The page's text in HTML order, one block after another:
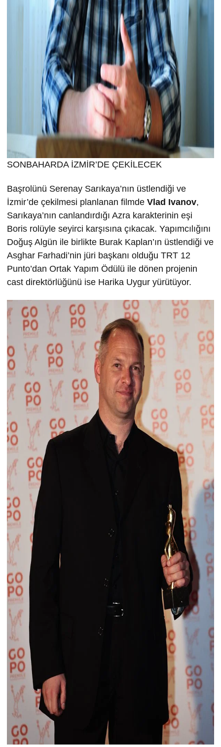
SONBAHARDA İZMİR’DE ÇEKİLECEK
Başrolünü Serenay Sarıkaya’nın üstlendiği ve
İzmir’de çekilmesi planlanan filmde Vlad Ivanov,
Sarıkaya’nın canlandırdığı Azra karakterinin eşi
Boris rolüyle seyirci karşısına çıkacak. Yapımcılığını
Doğuş Algün ile birlikte Burak Kaplan’ın üstlendiği ve
Asghar Farhadi’nin jüri başkanı olduğu TRT 12
Punto’dan Ortak Yapım Ödülü ile dönen projenin
cast direktörlüğünü ise Harika Uygur yürütüyor.